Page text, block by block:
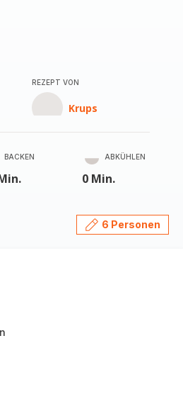
REZEPT VON
Krups
BACKEN ABKÜHLEN
0 Min.
6 Personen